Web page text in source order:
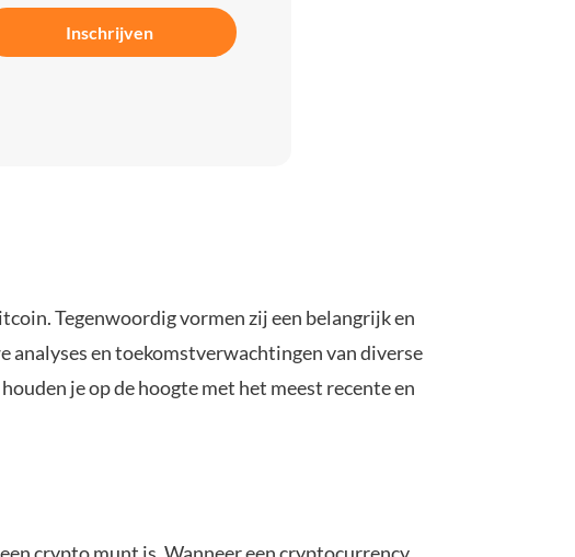
Inschrijven
Tegenwoordig vormen zij een belangrijk en
analyses en toekomstverwachtingen van diverse
je op de hoogte met het meest recente en